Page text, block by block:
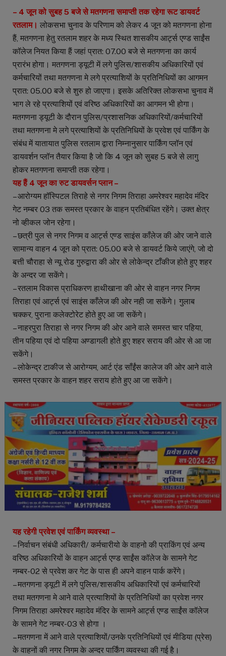
– 4 जून को सुबह 5 बजे से मतगणना समाप्ती तक रहेगा रूट डायवर्ट
रतलाम। लोकसभा चुनाव के परिणाम को लेकर 4 जून को मतगणना होना
हैं, मतगणना हेतु रतलाम शहर के मध्य स्थित शासकीय आर्ट्स एण्ड साईंस
कॉलेज नियत किया हैं जहां प्रात: 07.00 बजे से मतगणना का कार्य
प्रारंभ होगा। मतगणना ड्यूटी में लगे पुलिस/शासकीय अधिकारियों एवं
कर्मचारियों तथा मतगणना मे लगे प्रत्याशियों के प्रतिनिधियों का आगमन
प्रात: 05.00 बजे से शुरु हो जाएगा। इसके अतिरिक्त लोकसभा चुनाव में
भाग ले रहे प्रत्याशियों एवं वरिष्ठ अधिकारियों का आगमन भी होगा।
मतगणना ड्यूटी के दौरान पुलिस/प्रशासनिक अधिकारियों/कर्मचारियों
तथा मतगणना मे लगे प्रत्याशियों के प्रतिनिधियों के प्रवेश एवं पार्किंग के
संबंध में यातायात पुलिस रतलाम द्वारा निम्नानुसार पार्किंग प्लॉन एवं
डायवर्शन प्लॉन तैयार किया है जो कि 4 जून को सुबह 5 बजे से लागु
होकर मतगणना समाप्ती तक रहेगा।
यह हैं 4 जून का रुट डायवर्सन प्लान –
– आरोग्यम हॉस्पिटल तिराहे से नगर निगम तिराहा अमरेश्वर महादेव मंदिर
गेट नम्बर 03 तक समस्त प्रकार के वाहन प्रतिबंधित रहेंगे। उक्त क्षेत्र
नो व्हीकल जोन रहेगा।
– छत्री पुल से नगर निगम व आर्ट्स एण्ड साइंस काँलेज की ओर जाने वाले
सामान्य वाहन 4 जून को प्रात: 05.00 बजे से डायवर्ट किये जाएंगे, जो दो
बत्ती चौराहा से न्यू रोड गुरुद्वारा की ओर से लोकेन्द्र टाँकीज होते हुए शहर
के अन्दर जा सकेंगे।
– रतलाम विकास प्राधिकरण हाथीखाना की ओर से वाहन नगर निगम
तिराहा एवं आर्ट्स एवं साइंस काँलेज की ओर नही जा सकेंगे। गुलाब
चक्कर, पुराना कलेक्टोरेट होते हुए आ जा सकेंगे।
– नाहरपुरा तिराहा से नगर निगम की ओर आने वाले समस्त चार पहिया,
तीन पहिया एवं दो पहिया अण्डागली होते हुए शहर सराय की ओर से आ जा
सकेंगे।
– लोकेन्द्र टाकीज से आरोग्यम, आर्ट एंड साँईंस कालेज की ओर आने वाले
समस्त प्रकार के वाहन शहर सराय होते हुए आ जा सकेंगे।
यह रहेगी प्रवेश एवं पार्किंग व्यवस्था –
– निर्वाचन संबंधी अधिकारी/ कर्मचारीयो के वाहनो की प्राकिंग एवं अन्य
वरिष्ठ अधिकारियों के वाहन आर्ट्स एण्ड साईंस कॉलेज के सामने गेट
नम्बर-02 से प्रवेश कर गेट के पास ही अपने वाहन पार्क करेंगे।
– मतगणना ड्यूटी में लगे पुलिस/शासकीय अधिकारियों एवं कर्मचारियों
तथा मतगणना मे आने वाले प्रत्याशियों के प्रतिनिधियों का प्रवेश नगर
निगम तिराहा अमरेश्वर महादेव मंदिर के सामने आर्ट्स एण्ड साईंस कॉलेज
के सामने गेट नम्बर-03 से होगा ।
– मतगणना में आने वाले प्रत्याशियों/उनके प्रतिनिधियों एवं मीडिया (प्रेस)
के वाहनों की नगर निगम के अन्दर पार्किंग व्यवस्था की गई है।